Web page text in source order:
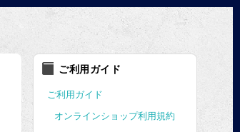
ご利用ガイド
ご利用ガイド
オンラインショップ利用規約